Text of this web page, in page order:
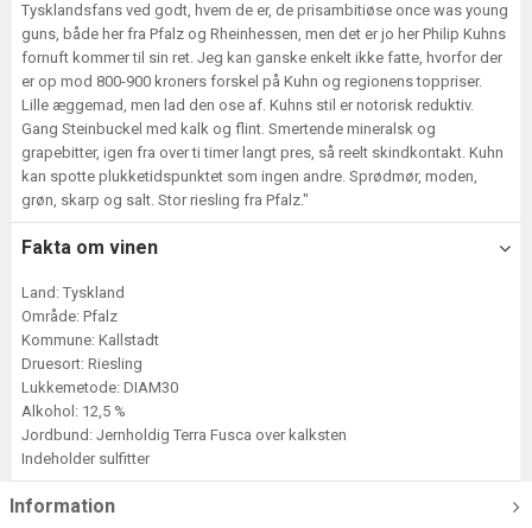
Tysklandsfans ved godt, hvem de er, de prisambitiøse once was young
guns, både her fra Pfalz og Rheinhessen, men det er jo her Philip Kuhns
fornuft kommer til sin ret. Jeg kan ganske enkelt ikke fatte, hvorfor der
er op mod 800-900 kroners forskel på Kuhn og regionens toppriser.
Lille æggemad, men lad den ose af. Kuhns stil er notorisk reduktiv.
Gang Steinbuckel med kalk og flint. Smertende mineralsk og
grapebitter, igen fra over ti timer langt pres, så reelt skindkontakt. Kuhn
kan spotte plukketidspunktet som ingen andre. Sprødmør, moden,
grøn, skarp og salt. Stor riesling fra Pfalz."
Fakta om vinen
Land: Tyskland
Område: Pfalz
Kommune: Kallstadt
Druesort: Riesling
Lukkemetode: DIAM30
Alkohol: 12,5 %
Jordbund: Jernholdig Terra Fusca over kalksten
Indeholder sulfitter
Information